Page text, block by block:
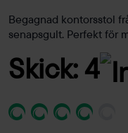
Begagnad kontorsstol
senapsgult. Perfekt för
Skick: 4